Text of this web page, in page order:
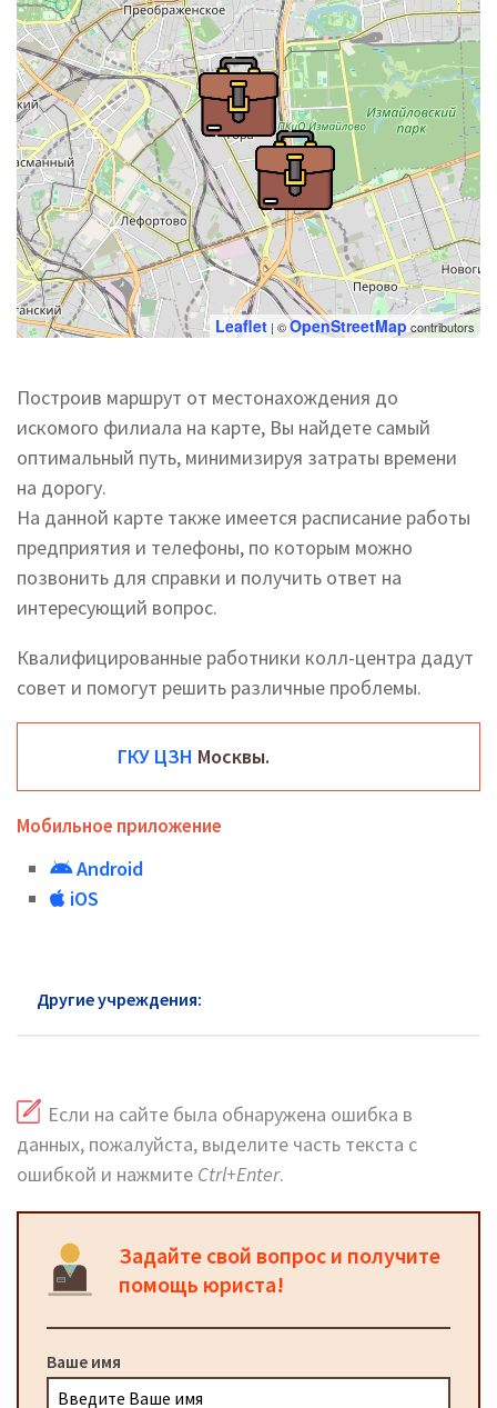
Leaflet| ©OpenStreetMap contributors
Построив маршрут от местонахождения до
искомого филиала на карте, Вы найдете самый
оптимальный путь, минимизируя затраты времени
на дорогу.
На данной карте также имеется расписание работы
предприятия и телефоны, по которым можно
позвонить для справки и получить ответ на
интересующий вопрос.
Квалифицированные работники колл-центра дадут
совет и помогут решить различные проблемы.
ГКУ ЦЗН Москвы.
Мобильное приложение
Android
iOS
Другие учреждения:
Если на сайте была обнаружена ошибка в
данных, пожалуйста, выделите часть текста с
ошибкой и нажмите Ctrl+Enter.
Задайте свой вопрос и получите
помощь юриста!
Ваше имя